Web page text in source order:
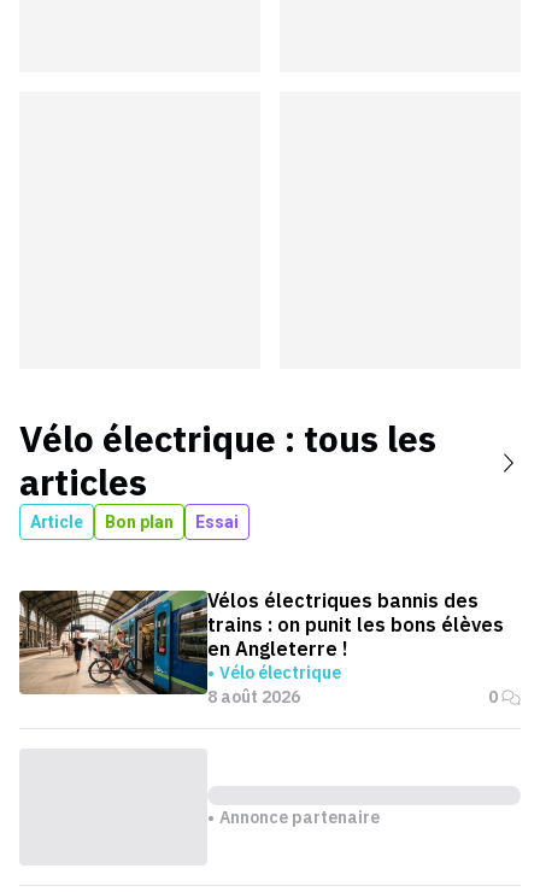
Vélo électrique : tous les
articles
Article Bon plan Essai
Vélos électriques bannis des
trains : on punit les bons élèves
en Angleterre !
Vélo électrique
8 août 2026
0
Annonce partenaire